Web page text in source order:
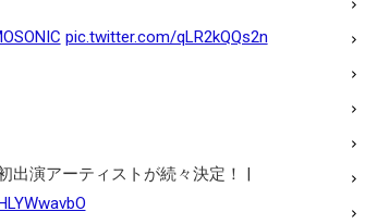
pic.twitter.com/qLR2kQQs2n
出演アーティストが続々決定！ |